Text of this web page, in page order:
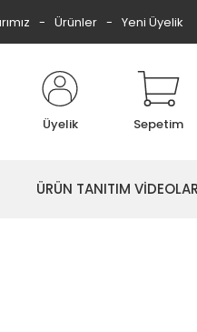
Ürünler Yeni Üyelik
Üyelik Sepetim
ÜRÜN TANITIM